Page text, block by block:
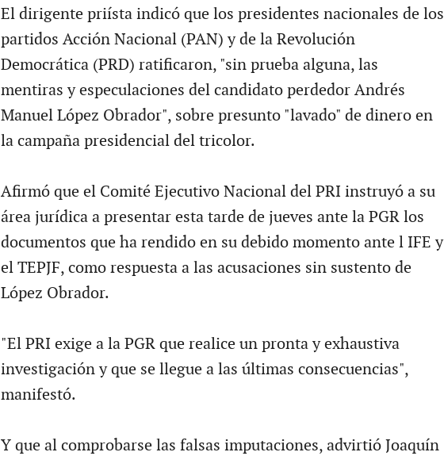
El dirigente priísta indicó que los presidentes nacionales de los
partidos Acción Nacional (PAN) y de la Revolución
Democrática (PRD) ratificaron, "sin prueba alguna, las
mentiras y especulaciones del candidato perdedor Andrés
Manuel López Obrador", sobre presunto "lavado" de dinero en
la campaña presidencial del tricolor.
Afirmó que el Comité Ejecutivo Nacional del PRI instruyó a su
área jurídica a presentar esta tarde de jueves ante la PGR los
documentos que ha rendido en su debido momento ante l IFE y
el TEPJF, como respuesta a las acusaciones sin sustento de
López Obrador.
"El PRI exige a la PGR que realice un pronta y exhaustiva
investigación y que se llegue a las últimas consecuencias",
manifestó.
Y que al comprobarse las falsas imputaciones, advirtió Joaquín